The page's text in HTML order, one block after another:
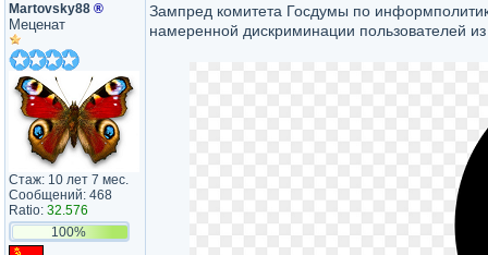
Martovsky88 ®
Меценат
Стаж: 10 лет 7 мес.
Сообщений: 468
Ratio: 32.576
100%
Зампред комитета Госдумы по
намеренной дискриминации пользователей